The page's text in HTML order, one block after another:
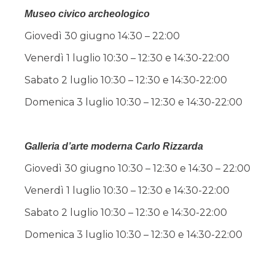
Museo civico archeologico
Giovedì 30 giugno 14:30 – 22:00
Venerdì 1 luglio 10:30 – 12:30 e 14:30-22:00
Sabato 2 luglio 10:30 – 12:30 e 14:30-22:00
Domenica 3 luglio 10:30 – 12:30 e 14:30-22:00
Galleria d’arte moderna Carlo Rizzarda
Giovedì 30 giugno 10:30 – 12:30 e 14:30 – 22:00
Venerdì 1 luglio 10:30 – 12:30 e 14:30-22:00
Sabato 2 luglio 10:30 – 12:30 e 14:30-22:00
Domenica 3 luglio 10:30 – 12:30 e 14:30-22:00